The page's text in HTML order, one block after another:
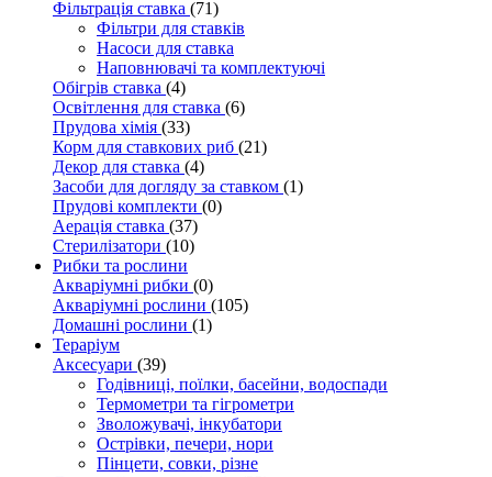
Фільтрація ставка (71)
Фільтри для ставків
Насоси для ставка
Наповнювачі та комплектуючі
Обігрів ставка (4)
Освітлення для ставка (6)
Прудова хімія (33)
Корм для ставкових риб (21)
Декор для ставка (4)
Засоби для догляду за ставком (1)
Прудові комплекти (0)
Аерація ставка (37)
Стерилізатори (10)
Рибки та рослини
Акваріумні рибки (0)
Акваріумні рослини (105)
Домашні рослини (1)
Тераріум
Аксесуари (39)
Годівниці, поїлки, басейни, водоспади
Термометри та гігрометри
Зволожувачі, інкубатори
Острівки, печери, нори
Пінцети, совки, різне